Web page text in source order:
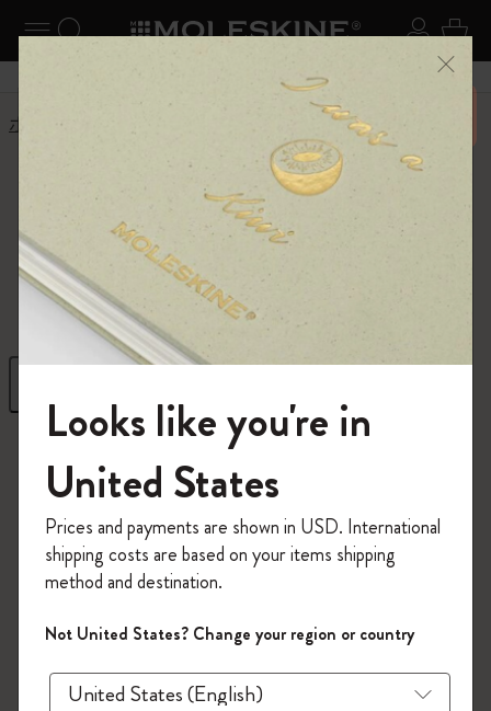
ナビゲーションの切替 ログ
検索 (キーワードなど) カ
6,500円以上のご購入で送料無料 メニ
ーを閉じる
ホーム お誕生日
お誕生日
想像力を広げるギフトで祝う大切な日。
75 プロダクツ
モレスキンの世界へようこそ
「WELCOME10」を入力すると、初回注
文が10%オフ＋送料無料になります。セ
ール・アウトレット品は適用外。
Moleskineアカウントを作成して限定オフ
ァーや会員特典、さらに多くのインスピ
レーションを手に入れましょう。
Looks like you're in
United States
Prices and payments are shown in USD. International
shipping costs are based on your items shipping
method and destination.
Not United States? Change your region or country